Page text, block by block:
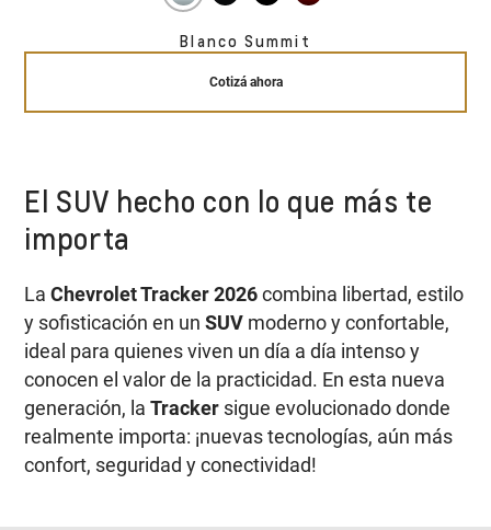
Blanco Summit
Cotizá ahora
El SUV hecho con lo que más te
importa
LaChevrolet Tracker 2026combina libertad, estilo
y sofisticación en unSUV moderno y confortable,
ideal para quienes viven un día a día intenso y
conocen el valor de la practicidad. En esta nueva
generación, laTracker sigue evolucionado donde
realmente importa: ¡nuevas tecnologías, aún más
confort, seguridad y conectividad!